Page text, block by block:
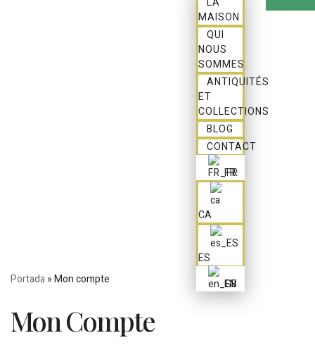
MAISON
QUI
NOUS
SOMMES
ANTIQUITÉS
ET
COLLECTIONS
BLOG
CONTACT
FR
CA
ES
EN
Portada»Mon compte
Mon Compte